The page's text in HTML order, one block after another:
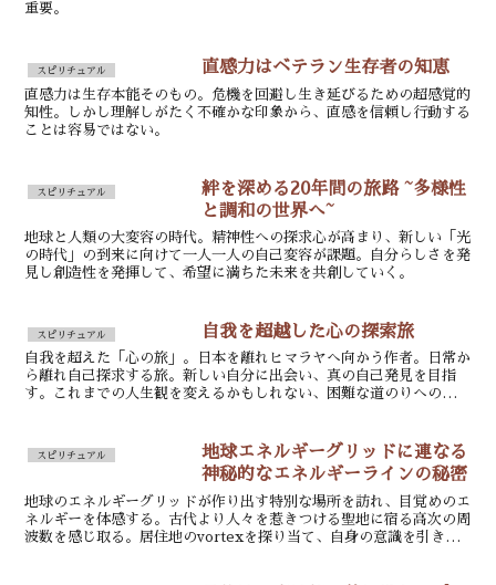
重要。
スピリチュアル 直感力はベテラン生存者の知恵
直感力は生存本能そのもの。危機を回避し生き延びるための超感覚的
知性。しかし理解しがたく不確かな印象から、直感を信頼し行動する
ことは容易ではない。
スピリチュアル
絆を深める20年間の旅路 ~多様性
と調和の世界へ~
地球と人類の大変容の時代。精神性への探求心が高まり、新しい「光
の時代」の到来に向けて一人一人の自己変容が課題。自分らしさを発
見し創造性を発揮して、希望に満ちた未来を共創していく。
スピリチュアル 自我を超越した心の探索旅
自我を超えた「心の旅」。日本を離れヒマラヤへ向かう作者。日常か
ら離れ自己探求する旅。新しい自分に出会い、真の自己発見を目指
す。これまでの人生観を変えるかもしれない、困難な道のりへの挑
スピリチュアル
地球エネルギーグリッドに連なる
神秘的なエネルギーラインの秘密
地球のエネルギーグリッドが作り出す特別な場所を訪れ、目覚めのエ
ネルギーを体感する。古代より人々を惹きつける聖地に宿る高次の周
波数を感じ取る。居住地のvortexを探り当て、自身の意識を引き上